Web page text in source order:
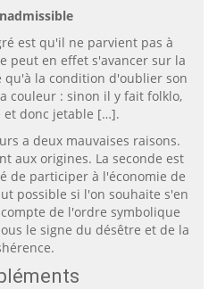
est qu'il ne parvient pas à
peut en effet s'avancer sur la
qu'à la condition d'oublier son
couleur : sinon il y fait folklo,
et donc jetable […].
a deux mauvaises raisons.
aux origines. La seconde est
de participer à l'économie de
possible si l'on souhaite s'en
de l'ordre symbolique
le signe du désêtre et de la